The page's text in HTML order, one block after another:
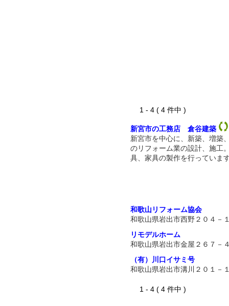
1 - 4 ( 4 件中 )
新宮市の工務店 倉谷建築
新宮市を中心に、新築、増築
のリフォーム業の設計、施工
具、家具の製作を行っていま
和歌山リフォーム協会
和歌山県岩出市西野２０４－
リモデルホーム
和歌山県岩出市金屋２６７－
（有）川口イサミ号
和歌山県岩出市溝川２０１－
1 - 4 ( 4 件中 )